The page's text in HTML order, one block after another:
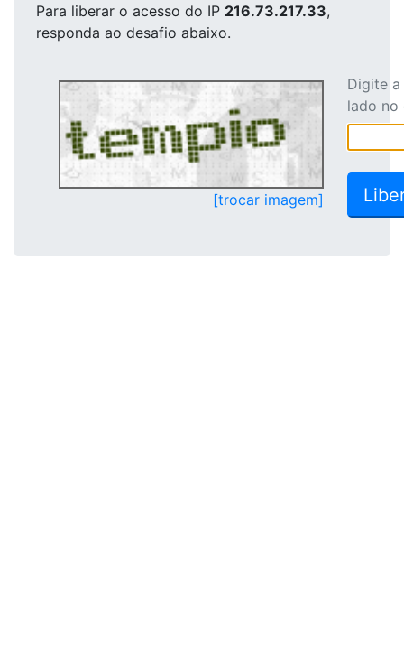
Para liberar o acesso do IP 216.73.217.33,
responda ao desafio abaixo.
[trocar imagem]
Digite
lado no